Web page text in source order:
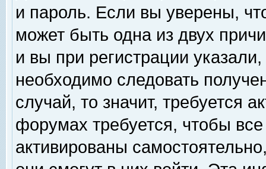
и пароль. Если вы уверены,
может быть одна из двух
и вы при регистрации
необходимо следовать
случай, то значит, требуется
форумах требуется, чтобы
активированы